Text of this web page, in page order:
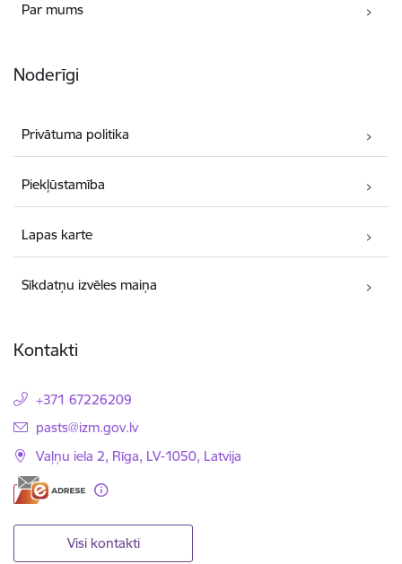
Par mums
Noderīgi
Privātuma politika
Piekļūstamība
Lapas karte
Sīkdatņu izvēles maiņa
Kontakti
+371 67226209
E-pasts:
pasts@izm.gov.lv
Vaļņu iela 2, Rīga, LV-1050, Latvija
Visi kontakti